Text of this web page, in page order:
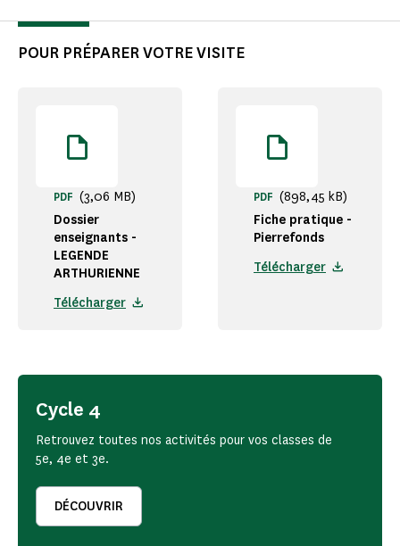
POUR PRÉPARER VOTRE VISITE
Dossier
enseignants -
LEGENDE
ARTHURIENNE
PDF (3,06 MB)
Télécharger
Fiche pratique -
Pierrefonds
PDF (898,45 kB)
Télécharger
Cycle 4
Retrouvez toutes nos activités pour vos classes de
5e, 4e et 3e.
DÉCOUVRIR